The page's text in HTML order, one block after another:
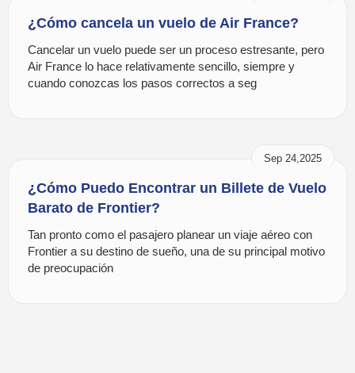
¿Cómo cancela un vuelo de Air France?
Cancelar un vuelo puede ser un proceso estresante, pero
Air France lo hace relativamente sencillo, siempre y
cuando conozcas los pasos correctos a seg
Sep 24,2025
¿Cómo Puedo Encontrar un Billete de Vuelo
Barato de Frontier?
Tan pronto como el pasajero planear un viaje aéreo con
Frontier a su destino de sueño, una de su principal motivo
de preocupación